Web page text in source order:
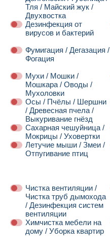
Тля / Майский жук /
Двухвостка
Дезинфекция от
вирусов и бактерий
Фумигация / Дегазация /
Фогация
Мухи / Мошки /
Мошкара / Оводы /
Мухоловки
Осы / Пчёлы / Шершни
/ Древесная пчела /
Выкуривание гнёзд
Сахарная чешуйница /
Мокрицы / Уховертки
Летучие мыши / Змеи /
Отпугивание птиц
Чистка вентиляции /
Чистка труб дымохода
/ Дезинфекция систем
вентиляции
Химчистка мебели на
дому / Уборка квартир